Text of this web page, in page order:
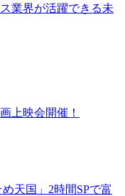
業界が活躍できる未
上映会開催！
天国」2時間SPで富